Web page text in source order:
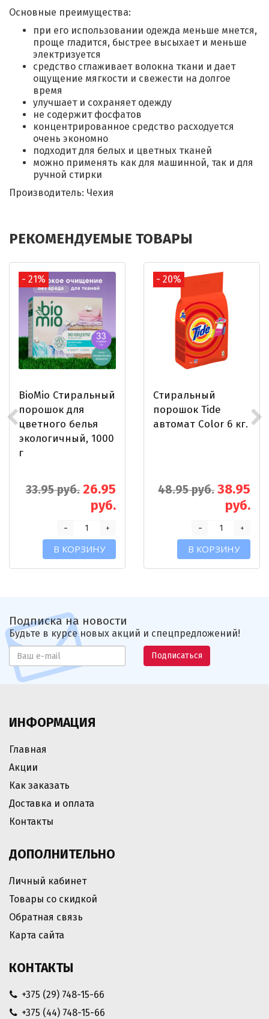
Основные преимущества:
при его использовании одежда меньше мнется,
проще гладится, быстрее высыхает и меньше
электризуется
средство сглаживает волокна ткани и дает
ощущение мягкости и свежести на долгое
время
улучшает и сохраняет одежду
не содержит фосфатов
концентрированное средство расходуется
очень экономно
подходит для белых и цветных тканей
можно применять как для машинной, так и для
ручной стирки
Производитель: Чехия
РЕКОМЕНДУЕМЫЕ ТОВАРЫ
- 21%
BioMio Стиральный
порошок для
цветного белья
экологичный, 1000
г
33.95 руб. 26.95
руб.
+
-
В КОРЗИНУ
- 20%
Стиральный
порошок Tide
автомат Color 6 кг.
48.95 руб. 38.95
руб.
+
-
В КОРЗИНУ
Подписка на новости
Будьте в курсе новых акций и спецпредложений!
Подписаться
ИНФОРМАЦИЯ
Главная
Акции
Как заказать
Доставка и оплата
Контакты
ДОПОЛНИТЕЛЬНО
Личный кабинет
Товары со скидкой
Обратная связь
Карта сайта
КОНТАКТЫ
+375 (29) 748-15-66
+375 (44) 748-15-66